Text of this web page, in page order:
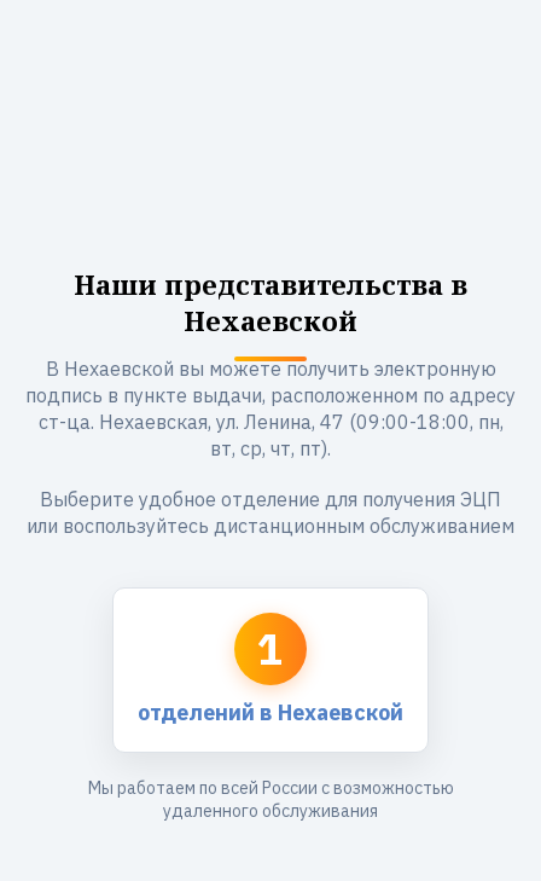
Наши представительства в
Нехаевской
В Нехаевской вы можете получить электронную
подпись в пункте выдачи, расположенном по адресу
ст-ца. Нехаевская, ул. Ленина, 47 (09:00-18:00, пн,
вт, ср, чт, пт).
Выберите удобное отделение для получения ЭЦП
или воспользуйтесь дистанционным обслуживанием
1
отделений в Нехаевской
Мы работаем по всей России с возможностью
удаленного обслуживания